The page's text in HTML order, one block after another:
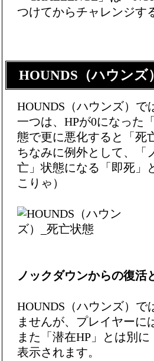
つけてからチャレンジす
HOUNDS（ハウンズ
HOUNDS（ハウンズ）
一つは、HPが0になった
態で更に悪化すると「死
ちなみに例外として、「
亡」状態になる「即死」
こりゃ）
ノックダウンからの復活
HOUNDS（ハウンズ）
ませんが、プレイヤーに
また「潜在HP」とは別
表示されます。